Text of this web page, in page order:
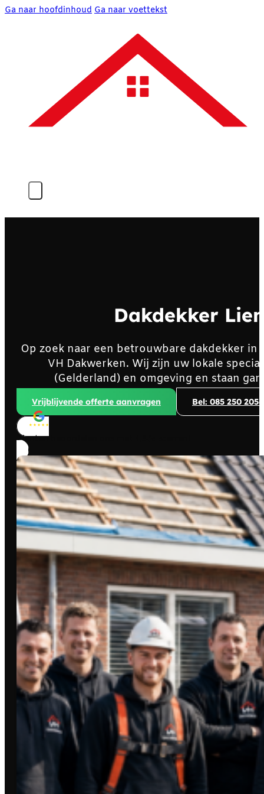
Ga naar hoofdinhoud Ga naar voettekst
Dakdekker
Op zoek naar een betrouwbare dakdekker
VH Dakwerken. Wij zijn uw lokale
(Gelderland) en omgeving en staan
Vrijblijvende offerte aanvragen Bel: 085 250 2056
Klanten beoordelen ons met